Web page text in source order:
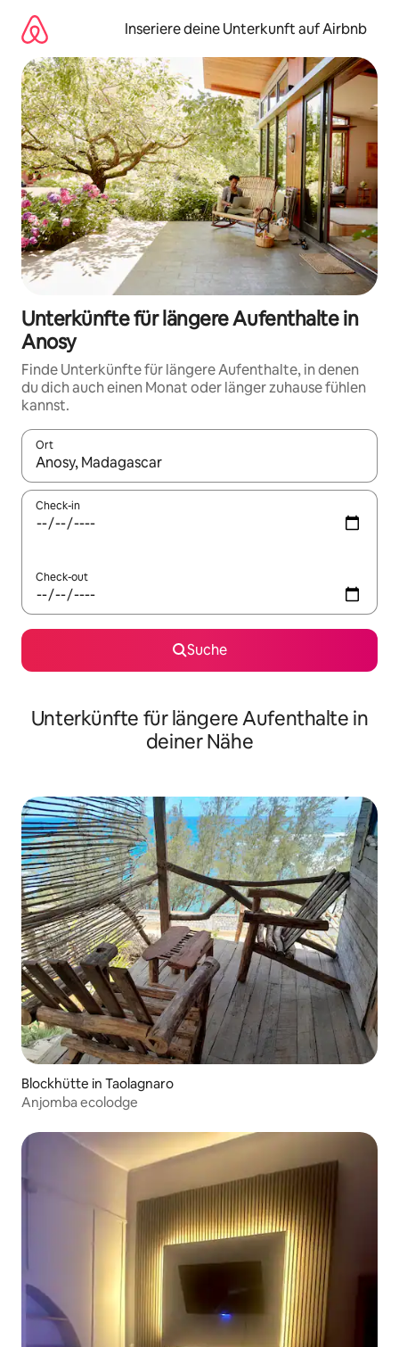
Inhalten
springen
Inseriere deine Unterkunft auf Airbnb
Unterkünfte für längere Aufenthalte in
Anosy
Finde Unterkünfte für längere Aufenthalte, in denen
du dich auch einen Monat oder länger zuhause fühlen
kannst.
Ort
Wenn Ergebnisse verfügbar sind, navigiere mit den
Check-in
Check-out
Suche
Unterkünfte für längere Aufenthalte in
deiner Nähe
Blockhütte in Taolagnaro
Anjomba ecolodge